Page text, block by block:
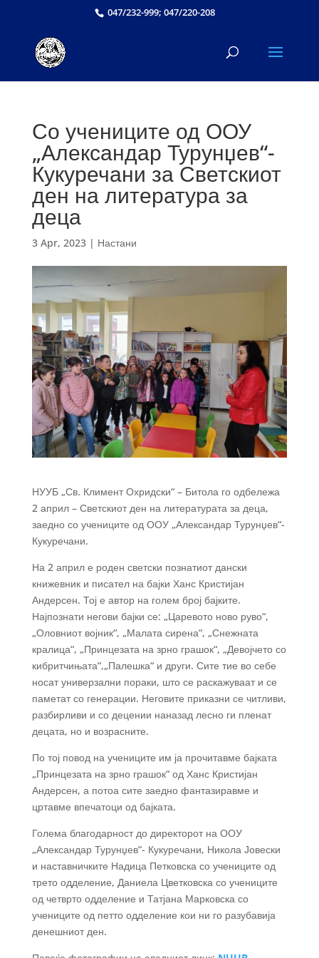
047/232-999; 047/220-208
Со учениците од ООУ
„Александар Турунџев“-
Кукуречани за Светскиот
ден на литература за
деца
3 Apr, 2023| Настани
НУУБ „Св. Климент Охридски“ – Битола го одбележа
2 април – Светскиот ден на литературата за деца,
заедно со учениците од ООУ „Александар Турунџев“-
Кукуречани.
На 2 април е роден светски познатиот дански
книжевник и писател на бајки Ханс Кристијан
Андерсен. Тој е автор на голем број бајките.
Најпознати негови бајки се: „Царевото ново руво“,
„Оловниот војник“, „Малата сирена“, „Снежната
кралица“, „Принцезата на зрно грашок“, „Девојчето со
кибритчињата“,„Палешка“ и други. Сите тие во себе
носат универзални пораки, што се раскажуваат и се
паметат со генерации. Неговите приказни се читливи,
разбирливи и со децении наназад лесно ги пленат
децата, но и возрасните.
По тој повод на учениците им ја прочитавме бајката
„Принцезата на зрно грашок“ од Ханс Кристијан
Андерсен, а потоа сите заедно фантазиравме и
цртавме впечатоци од бајката.
Голема благодарност до директорот на ООУ
„Александар Турунџев“- Кукуречани, Никола Јовески
и наставничките Надица Петковска со учениците од
трето одделение, Даниела Цветковска со учениците
од четврто одделение и Татјана Марковска со
учениците од петто одделение кои ни го разубавија
денешниот ден.